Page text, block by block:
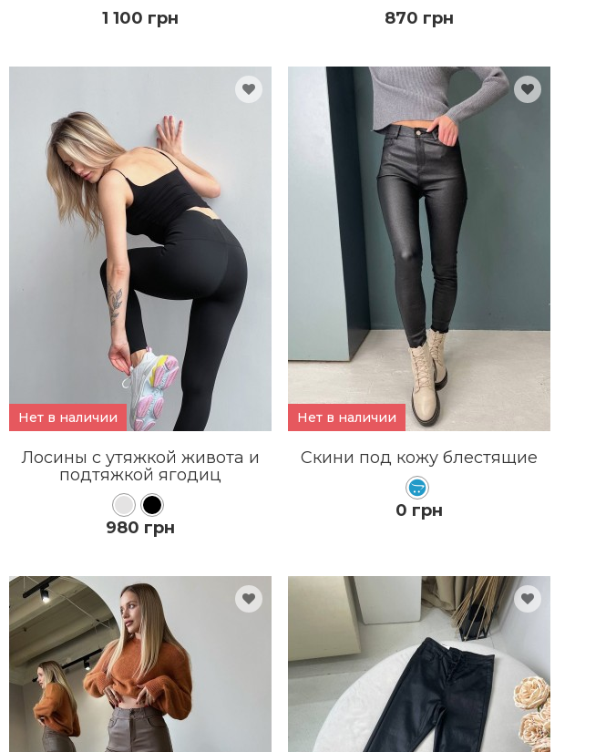
КУПИТЬ
ПОДРОБНЕЕ
1 100 грн
КУПИТЬ
ПОДРОБНЕЕ
870 грн
Нет в наличии
КУПИТЬ
ПОДРОБНЕЕ
Лосины с утяжкой живота и
подтяжкой ягодиц
980 грн
Нет в наличии
КУПИТЬ
ПОДРОБНЕЕ
Скини под кожу блестящие
0 грн